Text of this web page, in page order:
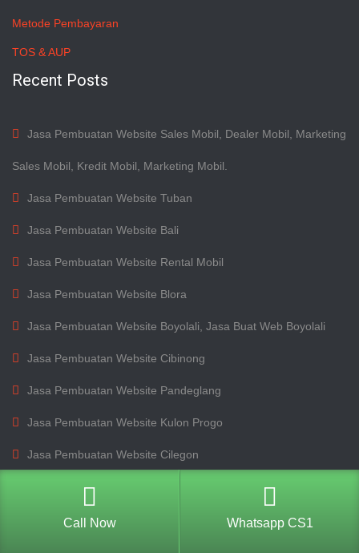
Metode Pembayaran
TOS & AUP
Recent Posts
Jasa Pembuatan Website Sales Mobil, Dealer Mobil, Marketing
Sales Mobil, Kredit Mobil, Marketing Mobil.
Jasa Pembuatan Website Tuban
Jasa Pembuatan Website Bali
Jasa Pembuatan Website Rental Mobil
Jasa Pembuatan Website Blora
Jasa Pembuatan Website Boyolali, Jasa Buat Web Boyolali
Jasa Pembuatan Website Cibinong
Jasa Pembuatan Website Pandeglang
Jasa Pembuatan Website Kulon Progo
Jasa Pembuatan Website Cilegon
© 2025-2045 Lawang Techno Jasa Pembuatan Website
Call Now Whatsapp CS1